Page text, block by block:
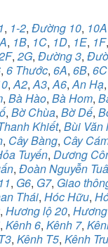
, 1-2, Đường 10, 10A
, 1B, 1C, 1D, 1E, 1F
, 2G, Đường 3,
, 6 Thước, 6A, 6B, 6C
,A2,A3,A6,An Hạ
, Bà Hào, Bà Hom,
, Bờ Chùa, Bờ Dế,
Khiết, Bùi Văn
, Cây Bàng, Cây
Tuyến, Dương
, Đoàn Nguyễn
, G6, G7, Giao
Thái, Hóc Hữu,
, Hương lộ 20,
, Kênh 6, Kênh 7,
, Kênh T5, Kênh